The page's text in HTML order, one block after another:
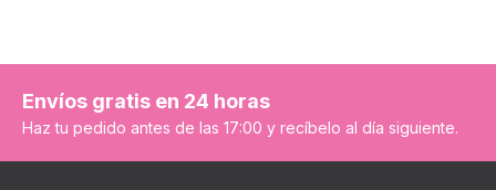
Envíos gratis en 24 horas
Haz tu pedido antes de las 17:00 y recíbelo al día siguiente.